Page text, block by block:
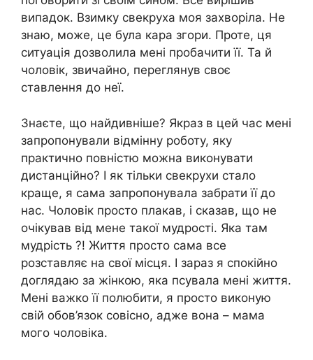
випадок. Взимку свекруха моя захворіла. Не
знаю, може, це була кара згори. Проте, ця
ситуація дозволила мені пробачити її. Та й
чоловік, звичайно, переглянув своє
ставлення до неї.
Знаєте, що найдивніше? Якраз в цей час мені
запропонували відмінну роботу, яку
практично повністю можна виконувати
дистанційно? І як тільки свекрухи стало
краще, я сама запропонувала забрати її до
нас. Чоловік просто плакав, і сказав, що не
очікував від мене такої мудрості. Яка там
мудрість ?! Життя просто сама все
розставляє на свої місця. І зараз я спокійно
доглядаю за жінкою, яка псувала мені життя.
Мені важко її полюбити, я просто виконую
свій обов’язок совісно, адже вона – мама
мого чоловіка.